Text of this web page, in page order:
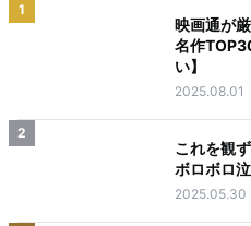
1
映画通が
名作
い】
2025.08.01
2
これを観
ボロボロ
2025.05.30